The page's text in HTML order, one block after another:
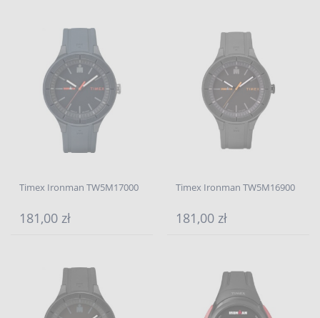
Timex Ironman TW5M17000
181,00 zł
Timex Ironman TW5M16900
181,00 zł